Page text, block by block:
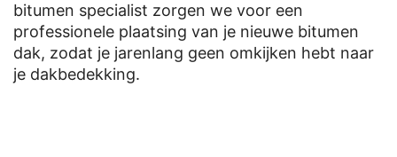
bitumen specialist zorgen we voor een
professionele plaatsing van je nieuwe bitumen
dak, zodat je jarenlang geen omkijken hebt naar
je dakbedekking.